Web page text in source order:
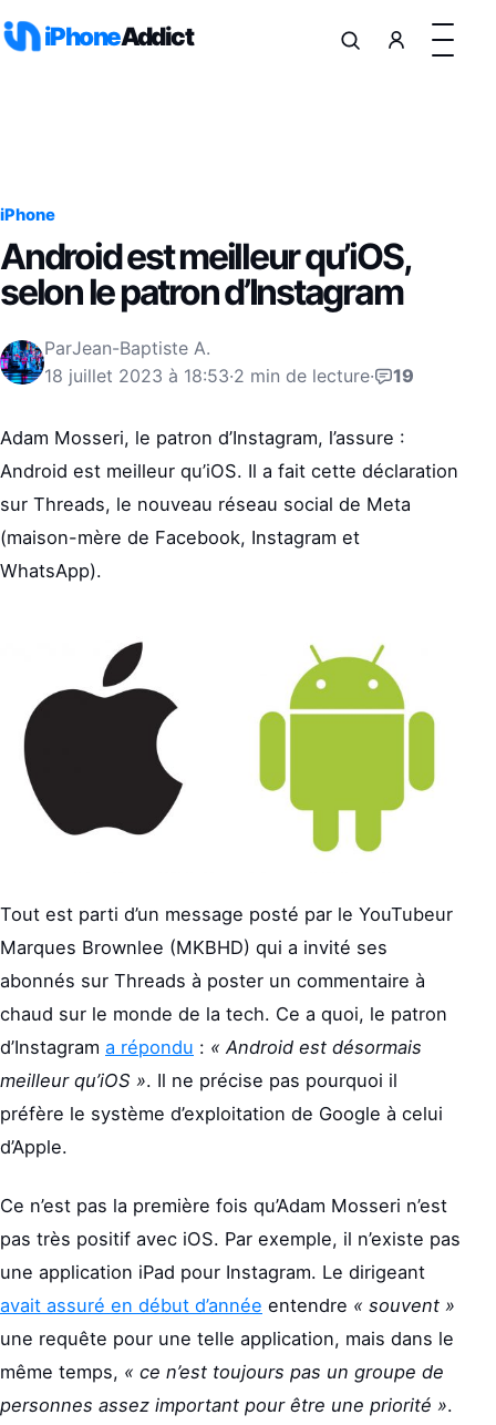
iPhoneAddict
iPhone
Android est meilleur qu’iOS,
selon le patron d’Instagram
ParJean-Baptiste A.
18 juillet 2023 à 18:53·2 min de lecture· 19
Adam Mosseri, le patron d’Instagram, l’assure :
Android est meilleur qu’iOS. Il a fait cette déclaration
sur Threads, le nouveau réseau social de Meta
(maison-mère de Facebook, Instagram et
WhatsApp).
Tout est parti d’un message posté par le YouTubeur
Marques Brownlee (MKBHD) qui a invité ses
abonnés sur Threads à poster un commentaire à
chaud sur le monde de la tech. Ce a quoi, le patron
d’Instagram a répondu : « Android est désormais
meilleur qu’iOS ». Il ne précise pas pourquoi il
préfère le système d’exploitation de Google à celui
d’Apple.
Ce n’est pas la première fois qu’Adam Mosseri n’est
pas très positif avec iOS. Par exemple, il n’existe pas
une application iPad pour Instagram. Le dirigeant
avait assuré en début d’année entendre « souvent »
une requête pour une telle application, mais dans le
même temps, « ce n’est toujours pas un groupe de
personnes assez important pour être une priorité ».